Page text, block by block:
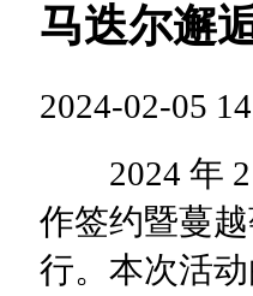
马迭尔邂
2024-02-05
2024 年 2
作签约暨蔓
行。本次活